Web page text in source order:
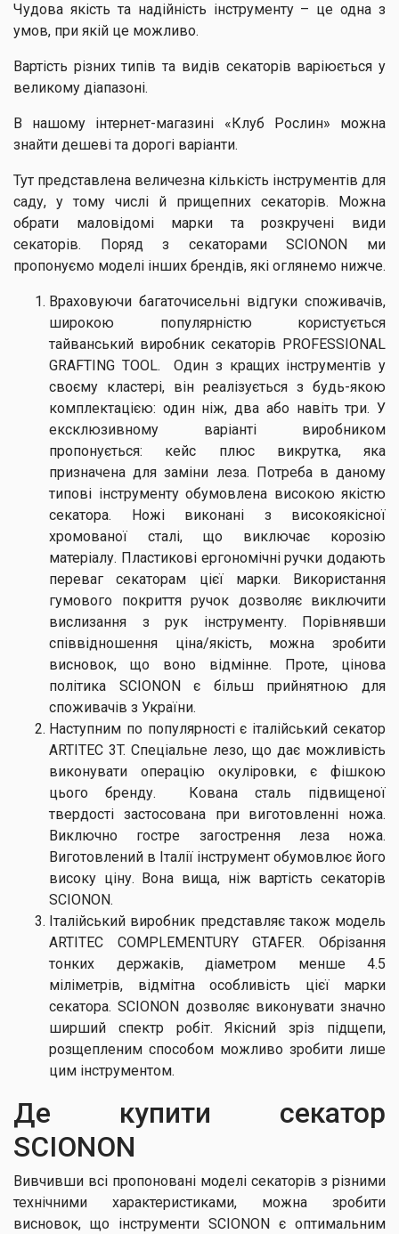
Чудова якість та надійність інструменту – це одна з
умов, при якій це можливо.
Вартість різних типів та видів секаторів варіюється у
великому діапазоні.
В нашому інтернет-магазині «Клуб Рослин» можна
знайти дешеві та дорогі варіанти.
Тут представлена величезна кількість інструментів для
саду, у тому числі й прищепних секаторів. Можна
обрати маловідомі марки та розкручені види
секаторів. Поряд з секаторами SCIONON ми
пропонуємо моделі інших брендів, які оглянемо нижче.
Враховуючи багаточисельні відгуки споживачів,
широкою популярністю користується
тайванський виробник секаторів PROFESSIONAL
GRAFTING TOOL. Один з кращих інструментів у
своєму кластері, він реалізується з будь-якою
комплектацією: один ніж, два або навіть три. У
ексклюзивному варіанті виробником
пропонується: кейс плюс викрутка, яка
призначена для заміни леза. Потреба в даному
типові інструменту обумовлена високою якістю
секатора. Ножі виконані з високоякісної
хромованої сталі, що виключає корозію
матеріалу. Пластикові ергономічні ручки додають
переваг секаторам цієї марки. Використання
гумового покриття ручок дозволяє виключити
вислизання з рук інструменту. Порівнявши
співвідношення ціна/якість, можна зробити
висновок, що воно відмінне. Проте, цінова
політика SCIONON є більш прийнятною для
споживачів з України.
Наступним по популярності є італійський секатор
ARTITEC 3T. Спеціальне лезо, що дає можливість
виконувати операцію окуліровки, є фішкою
цього бренду. Кована сталь підвищеної
твердості застосована при виготовленні ножа.
Виключно гостре загострення леза ножа.
Виготовлений в Італії інструмент обумовлює його
високу ціну. Вона вища, ніж вартість секаторів
SCIONON.
Італійський виробник представляє також модель
ARTITEC COMPLEMENTURY GTAFER. Обрізання
тонких держаків, діаметром менше 4.5
міліметрів, відмітна особливість цієї марки
секатора. SCIONON дозволяє виконувати значно
ширший спектр робіт. Якісний зріз підщепи,
розщепленим способом можливо зробити лише
цим інструментом.
Де купити секатор
SCIONON
Вивчивши всі пропоновані моделі секаторів з різними
технічними характеристиками, можна зробити
висновок, що інструменти SCIONON є оптимальним